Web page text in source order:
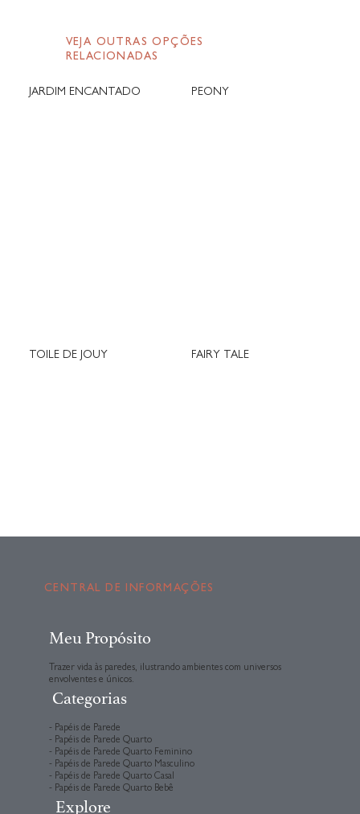
VEJA OUTRAS OPÇÕES
RELACIONADAS
JARDIM ENCANTADO PEONY
TOILE DE JOUY FAIRY TALE
CENTRAL DE INFORMAÇÕES
Meu Propósito
Trazer vida às paredes, ilustrando ambientes com universos
envolventes e únicos.
Categorias
- Papéis de Parede
- Papéis de Parede Quarto
- Papéis de Parede Quarto Feminino
- Papéis de Parede Quarto Masculino
- Papéis de Parede Quarto Casal
- Papéis de Parede Quarto Bebê
Explore